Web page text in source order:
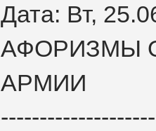
Дата: Вт,
АФОРИЗМЫ
АРМИИ